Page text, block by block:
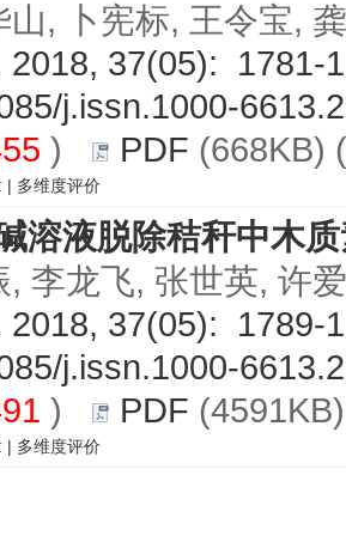
山, 卜宪标, 王令宝,
2018, 37(05): 1781-
j.issn.1000-
) PDF (668KB) (
| 多维度评价
溶液脱除秸秆中木
, 李龙飞, 张世英, 许
2018, 37(05): 1789-
j.issn.1000-
) PDF
| 多维度评价